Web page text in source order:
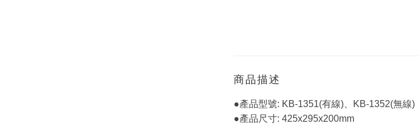
商品描述
●產品型號: KB-1351(有線)、KB-1352(無線)
●產品尺寸: 425x295x200mm